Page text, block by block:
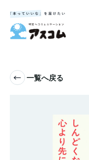
一覧へ戻る